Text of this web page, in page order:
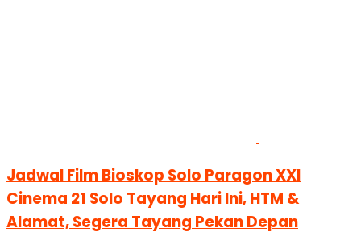
Jadwal Film Bioskop Solo Paragon XXI
Cinema 21 Solo Tayang Hari Ini, HTM &
Alamat, Segera Tayang Pekan Depan